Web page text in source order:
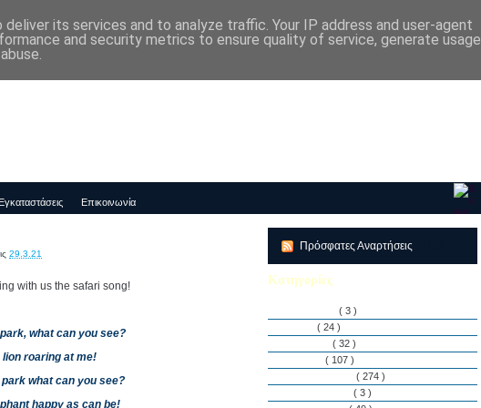
Νηπιαγωγείο "ΔΕΛΑΣΑΛ"
Εγκαταστάσεις Επικοινωνία
29.3.21
with us the safari song!
what can you see?
lion roaring at me!
what can you see?
happy as can be!
Πρόσφατες Αναρτήσεις
Κατηγορίες
( 3 )
( 24 )
( 32 )
( 107 )
( 274 )
( 3 )
its services and to analyze traffic. Your IP address and user-agent
and security metrics to ensure quality of service, generate usage